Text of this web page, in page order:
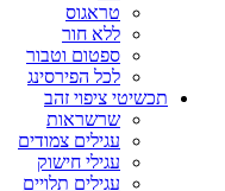
טראגוס
ללא חור
ספטום וטבור
לכל הפירסינג
תכשיטי ציפוי זהב
שרשראות
עגילים צמודים
עגילי חישוק
עגילים תלויים